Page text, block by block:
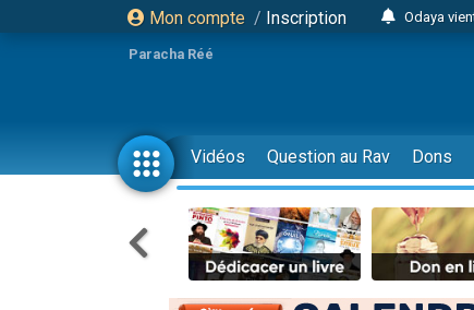
Mon compte / Inscription
3
2
13
12
30
Il
3
2
Paracha Réé
Vidéos Question au Rav Dons